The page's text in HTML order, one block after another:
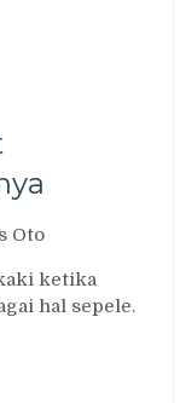
Oto
ketika
hal sepele.